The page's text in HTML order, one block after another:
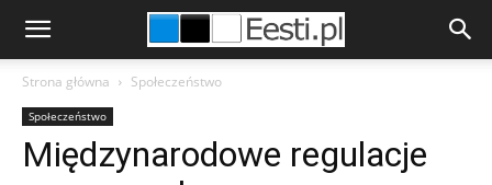
Strona główna Społeczeństwo
Społeczeństwo
Międzynarodowe regulacje